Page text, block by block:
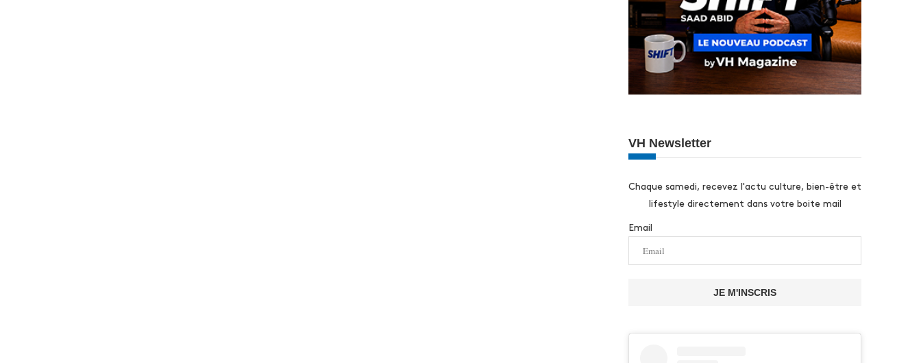
VH Newsletter
Chaque samedi, recevez l'actu culture, bien-être et
lifestyle directement dans votre boite mail
Email
JE M'INSCRIS